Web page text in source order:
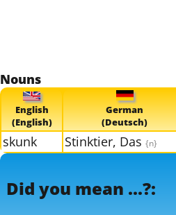
Nouns
English
(English)
German
(Deutsch)
skunk Stinktier, Das {n}
Did you mean ...?: